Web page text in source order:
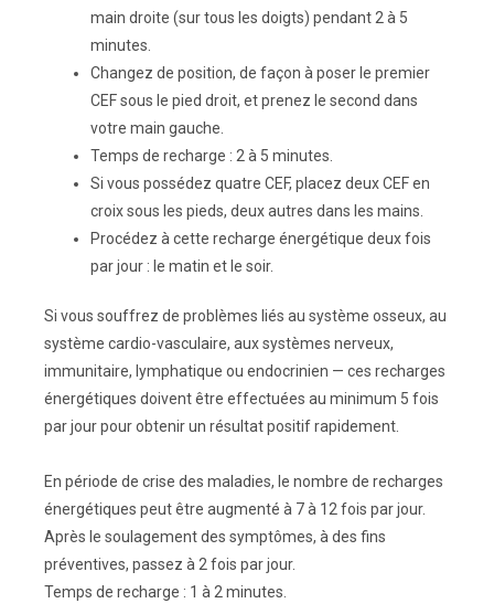
main droite (sur tous les doigts) pendant 2 à 5
minutes.
Changez de position, de façon à poser le premier
CEF sous le pied droit, et prenez le second dans
votre main gauche.
Temps de recharge : 2 à 5 minutes.
Si vous possédez quatre CEF, placez deux CEF en
croix sous les pieds, deux autres dans les mains.
Procédez à cette recharge énergétique deux fois
par jour : le matin et le soir.
Si vous souffrez de problèmes liés au système osseux, au
système cardio-vasculaire, aux systèmes nerveux,
immunitaire, lymphatique ou endocrinien — ces recharges
énergétiques doivent être effectuées au minimum 5 fois
par jour pour obtenir un résultat positif rapidement.
En période de crise des maladies, le nombre de recharges
énergétiques peut être augmenté à 7 à 12 fois par jour.
Après le soulagement des symptômes, à des fins
préventives, passez à 2 fois par jour.
Temps de recharge : 1 à 2 minutes.